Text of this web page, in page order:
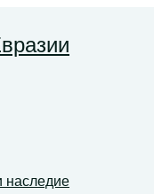
наследие